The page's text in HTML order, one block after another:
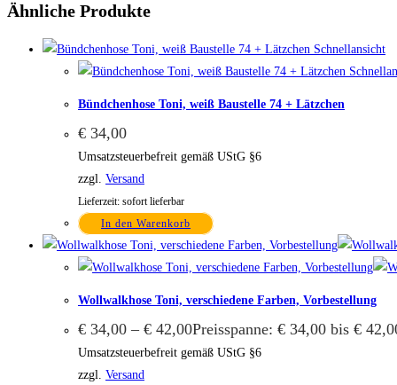
Ähnliche Produkte
Schnellansicht
Bündchenhose Toni, weiß Baustelle 74 + Lätzchen
€ 34,00
Umsatzsteuerbefreit gemäß UStG §6
zzgl. Versand
Lieferzeit: sofort lieferbar
In den Warenkorb
Wollwalkhose Toni, verschiedene Farben, Vorbestellung
€ 34,00 – € 42,00Preisspanne: € 34,00 bis €
Umsatzsteuerbefreit gemäß UStG §6
zzgl. Versand